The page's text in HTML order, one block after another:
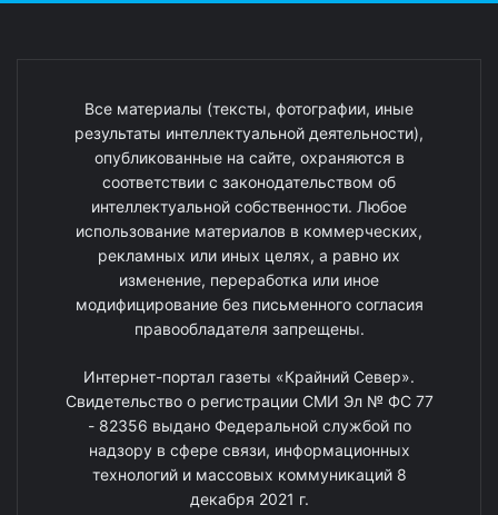
Все материалы (тексты, фотографии, иные
результаты интеллектуальной деятельности),
опубликованные на сайте, охраняются в
соответствии с законодательством об
интеллектуальной собственности. Любое
использование материалов в коммерческих,
рекламных или иных целях, а равно их
изменение, переработка или иное
модифицирование без письменного согласия
правообладателя запрещены.
Интернет-портал газеты «Крайний Север».
Свидетельство о регистрации СМИ Эл № ФС 77
- 82356 выдано Федеральной службой по
надзору в сфере связи, информационных
технологий и массовых коммуникаций 8
декабря 2021 г.